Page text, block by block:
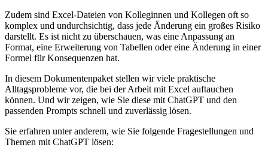
Zudem sind Excel-Dateien von Kolleginnen und Kollegen oft so
komplex und undurchsichtig, dass jede Änderung ein großes Risiko
darstellt. Es ist nicht zu überschauen, was eine Anpassung an
Format, eine Erweiterung von Tabellen oder eine Änderung in einer
Formel für Konsequenzen hat.
In diesem Dokumentenpaket stellen wir viele praktische
Alltagsprobleme vor, die bei der Arbeit mit Excel auftauchen
können. Und wir zeigen, wie Sie diese mit ChatGPT und den
passenden Prompts schnell und zuverlässig lösen.
Sie erfahren unter anderem, wie Sie folgende Fragestellungen und
Themen mit ChatGPT lösen: